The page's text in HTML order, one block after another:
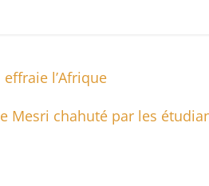
l’Afrique
Mesri chahuté par les